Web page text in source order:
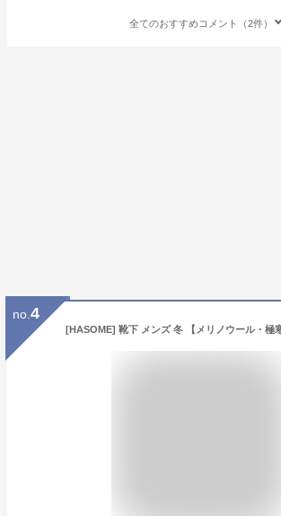
全てのおすすめコメント（2件）
no. 4